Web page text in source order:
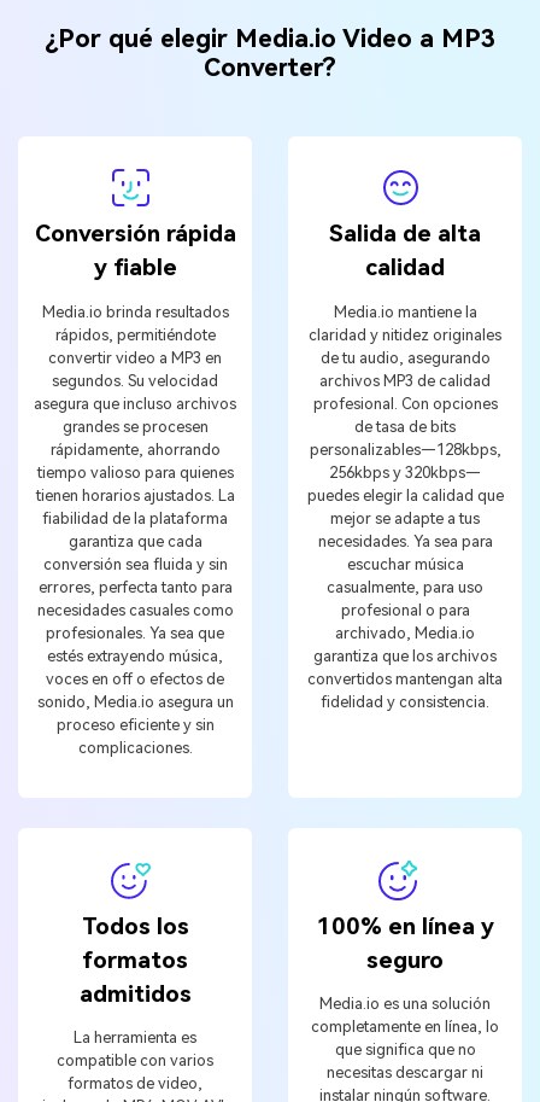
¿Por qué elegir Media.io Video a MP3
Converter?
Conversión rápida
y fiable
Media.io brinda resultados
rápidos, permitiéndote
convertir video a MP3 en
segundos. Su velocidad
asegura que incluso archivos
grandes se procesen
rápidamente, ahorrando
tiempo valioso para quienes
tienen horarios ajustados. La
fiabilidad de la plataforma
garantiza que cada
conversión sea fluida y sin
errores, perfecta tanto para
necesidades casuales como
profesionales. Ya sea que
estés extrayendo música,
voces en off o efectos de
sonido, Media.io asegura un
proceso eficiente y sin
complicaciones.
Salida de alta
calidad
Media.io mantiene la
claridad y nitidez originales
de tu audio, asegurando
archivos MP3 de calidad
profesional. Con opciones
de tasa de bits
personalizables—128kbps,
256kbps y 320kbps—
puedes elegir la calidad que
mejor se adapte a tus
necesidades. Ya sea para
escuchar música
casualmente, para uso
profesional o para
archivado, Media.io
garantiza que los archivos
convertidos mantengan alta
fidelidad y consistencia.
Todos los
formatos
admitidos
La herramienta es
compatible con varios
formatos de video,
100% en línea y
seguro
Media.io es una solución
completamente en línea, lo
que significa que no
necesitas descargar ni
instalar ningún software.